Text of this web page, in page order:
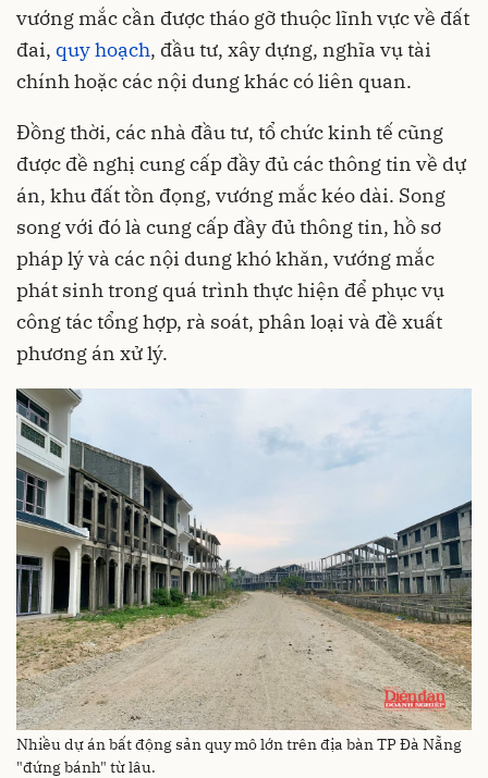
vướng mắc cần được tháo gỡ thuộc lĩnh vực về đất
đai, quy hoạch, đầu tư, xây dựng, nghĩa vụ tài
chính hoặc các nội dung khác có liên quan.
Đồng thời, các nhà đầu tư, tổ chức kinh tế cũng
được đề nghị cung cấp đầy đủ các thông tin về dự
án, khu đất tồn đọng, vướng mắc kéo dài. Song
song với đó là cung cấp đầy đủ thông tin, hồ sơ
pháp lý và các nội dung khó khăn, vướng mắc
phát sinh trong quá trình thực hiện để phục vụ
công tác tổng hợp, rà soát, phân loại và đề xuất
phương án xử lý.
Nhiều dự án bất động sản quy mô lớn trên địa bàn TP Đà Nẵng
"đứng bánh" từ lâu.